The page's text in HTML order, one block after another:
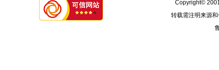
Copyright©
转载需注明来源